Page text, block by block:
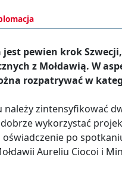
pewien krok
z Mołdawią. W
rozpatrywać w
należy zintensyfikować
wykorzystać
po
Aureliu Ciocoi i